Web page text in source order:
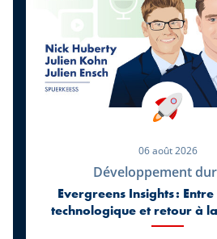
06 août 2026
Développement
Evergreens Insights :
technologique et retour à
marchés